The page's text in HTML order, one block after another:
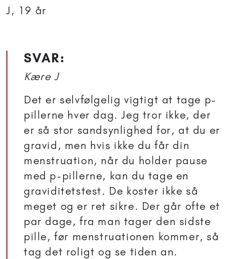
J, 19 år
SVAR:
Kære J
Det er selvfølgelig vigtigt at tage p-
pillerne hver dag. Jeg tror ikke, der
er så stor sandsynlighed for, at du er
gravid, men hvis ikke du får din
menstruation, når du holder pause
med p-pillerne, kan du tage en
graviditetstest. De koster ikke så
meget og er ret sikre. Der går ofte et
par dage, fra man tager den sidste
pille, før menstruationen kommer, så
tag det roligt og se tiden an.